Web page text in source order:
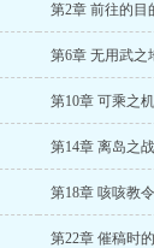
第2章 前往的目
第6章 无用武之
第10章 可乘之机
第14章 离岛之
第18章 咳咳教
第22章 催稿时